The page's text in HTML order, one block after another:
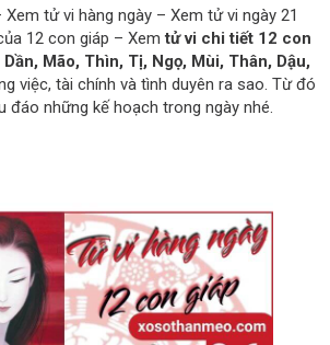
Xem tử vi hàng ngày – Xem tử vi ngày 21
12 con giáp – Xemtử vi chi tiết 12 con
Mão, Thìn, Tị, Ngọ, Mùi, Thân, Dậu,
việc, tài chính và tình duyên ra sao. Từ đó
đáo những kế hoạch trong ngày nhé.